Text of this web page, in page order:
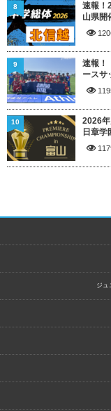
速報！
山県開
8
速報！
ースサ
9
2026
日章学
10
ジュ